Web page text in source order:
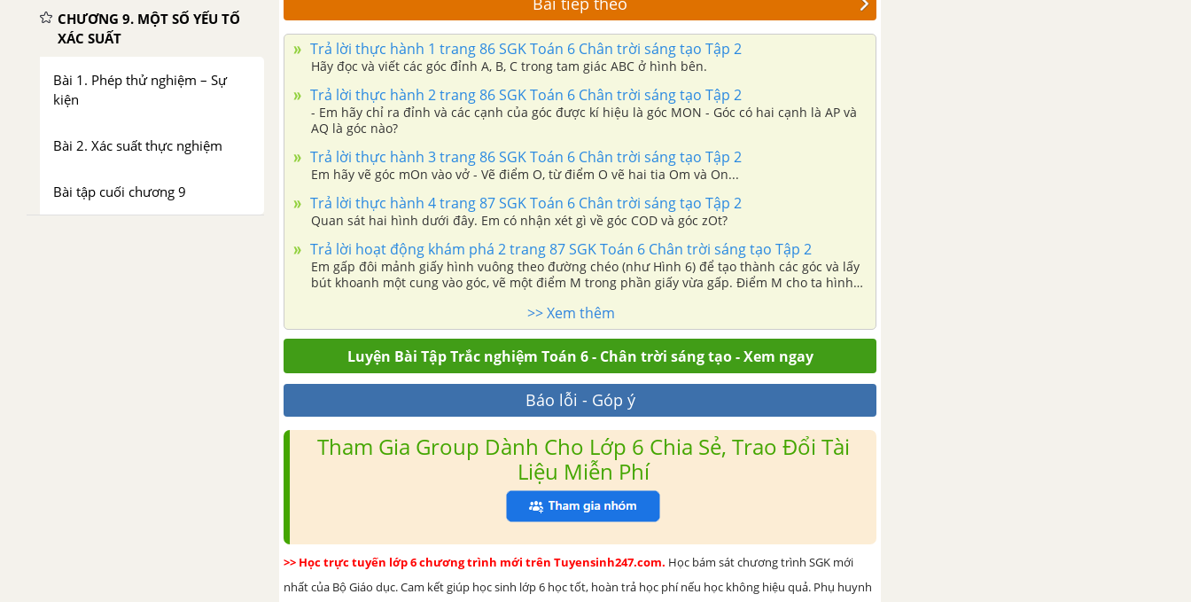
CHƯƠNG 9. MỘT SỐ YẾU TỐ
XÁC SUẤT
Bài 1. Phép thử nghiệm – Sự
kiện
Bài 2. Xác suất thực nghiệm
Bài tập cuối chương 9
Trả lời thực hành 1 trang 86 SGK Toán 6 Chân trời sáng tạo Tập 2
Hãy đọc và viết các góc đỉnh A, B, C trong tam giác ABC ở hình bên.
Trả lời thực hành 2 trang 86 SGK Toán 6 Chân trời sáng tạo Tập 2
- Em hãy chỉ ra đỉnh và các cạnh của góc được kí hiệu là góc MON - Góc có hai cạnh là AP và
AQ là góc nào?
Trả lời thực hành 3 trang 86 SGK Toán 6 Chân trời sáng tạo Tập 2
Em hãy vẽ góc mOn vào vở - Vẽ điểm O, từ điểm O vẽ hai tia Om và On...
Trả lời thực hành 4 trang 87 SGK Toán 6 Chân trời sáng tạo Tập 2
Quan sát hai hình dưới đây. Em có nhận xét gì về góc COD và góc zOt?
Trả lời hoạt động khám phá 2 trang 87 SGK Toán 6 Chân trời sáng tạo Tập 2
Em gấp đôi mảnh giấy hình vuông theo đường chéo (như Hình 6) để tạo thành các góc và lấy
bút khoanh một cung vào góc, vẽ một điểm M trong phần giấy vừa gấp. Điểm M cho ta hình
>> Xem thêm
Luyện Bài Tập Trắc nghiệm Toán 6 - Chân trời sáng tạo - Xem ngay
Báo lỗi - Góp ý
Tham Gia Group Dành Cho Lớp 6 Chia Sẻ, Trao Đổi Tài
Liệu Miễn Phí
>> Học trực tuyến lớp 6 chương trình mới trên Tuyensinh247.com. Học bám sát chương trình SGK mới
nhất của Bộ Giáo dục. Cam kết giúp học sinh lớp 6 học tốt, hoàn trả học phí nếu học không hiệu quả. Phụ huynh